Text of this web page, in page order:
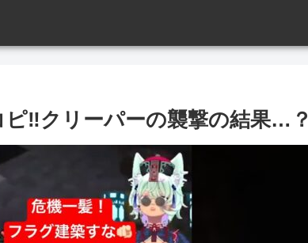
ピ‼️クリーパーの襲撃の結果…？